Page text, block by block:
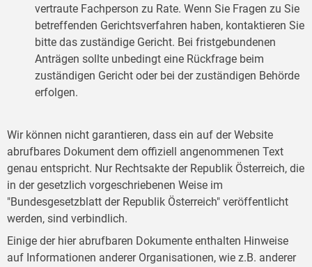
vertraute Fachperson zu Rate. Wenn Sie Fragen zu Sie
betreffenden Gerichtsverfahren haben, kontaktieren Sie
bitte das zuständige Gericht. Bei fristgebundenen
Anträgen sollte unbedingt eine Rückfrage beim
zuständigen Gericht oder bei der zuständigen Behörde
erfolgen.
Wir können nicht garantieren, dass ein auf der Website
abrufbares Dokument dem offiziell angenommenen Text
genau entspricht. Nur Rechtsakte der Republik Österreich, die
in der gesetzlich vorgeschriebenen Weise im
"Bundesgesetzblatt der Republik Österreich" veröffentlicht
werden, sind verbindlich.
Einige der hier abrufbaren Dokumente enthalten Hinweise
auf Informationen anderer Organisationen, wie z.B. anderer